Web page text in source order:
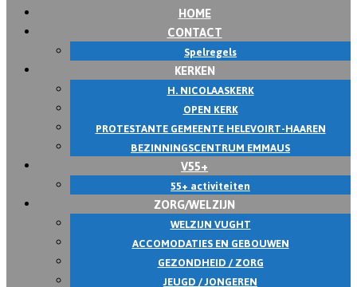
HOME
CONTACT
Spelregels
KERKEN
H. NICOLAASKERK
OPEN KERK
PROTESTANTE GEMEENTE HELEVOIRT-HAAREN
BEZINNINGSCENTRUM EMMAUS
V55+
55+ activiteiten
ZORG/WELZIJN
WELZIJN VUGHT
ACCOMODATIES EN GEBOUWEN
GEZONDHEID / ZORG
JEUGD / JONGEREN